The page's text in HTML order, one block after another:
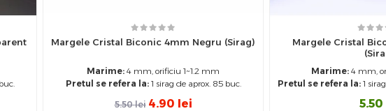
Margele Cristal Biconic 4mm Negru (sirag)
Marime: 4 mm, orificiu 1~1.2 mm
Pretul se refera la:1 sirag de aprox. 85 buc.
5.50 lei 4.90 lei
Margele Cristal
Marime: 4 mm,
Pretul se refera la: 1
5.50